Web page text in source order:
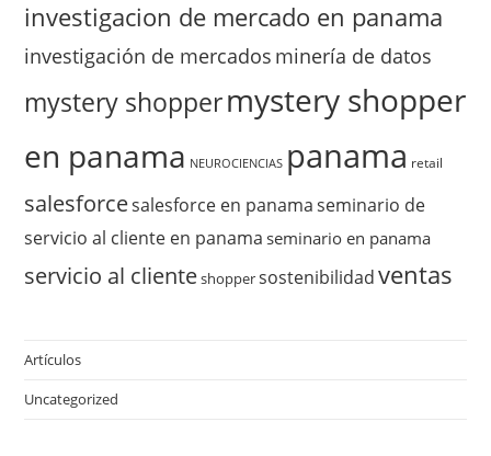
investigacion de mercado en panama
investigación de mercados minería de datos
mystery shoppermystery shopper
en panama NEUROCIENCIAS panama retail
salesforcesalesforce en panama seminario de
servicio al cliente en panama seminario en panama
servicio al clienteshoppersostenibilidad ventas
Artículos
Uncategorized